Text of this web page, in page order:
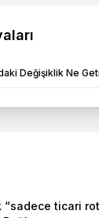
Değişiklik Ne
“sadece ticari